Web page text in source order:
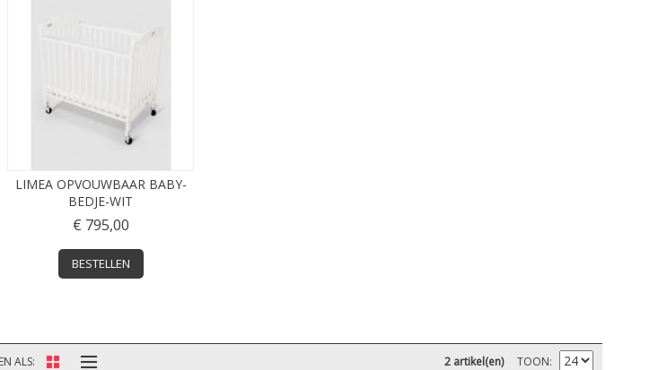
LIMEA OPVOUWBAAR BABY-
BEDJE-WIT
€ 795,00
BESTELLEN
ALS 2 artikel(en) TOON